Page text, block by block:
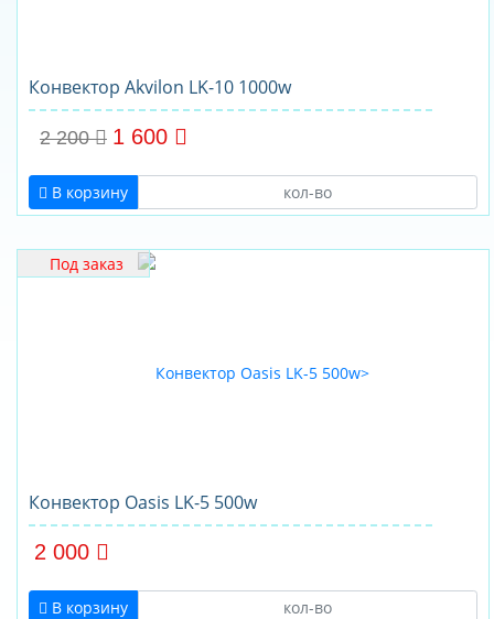
Конвектор Akvilon LK-10 1000w
2 200 1 600
В корзину
Под заказ
Конвектор Oasis LK-5 500w
2 000
В корзину